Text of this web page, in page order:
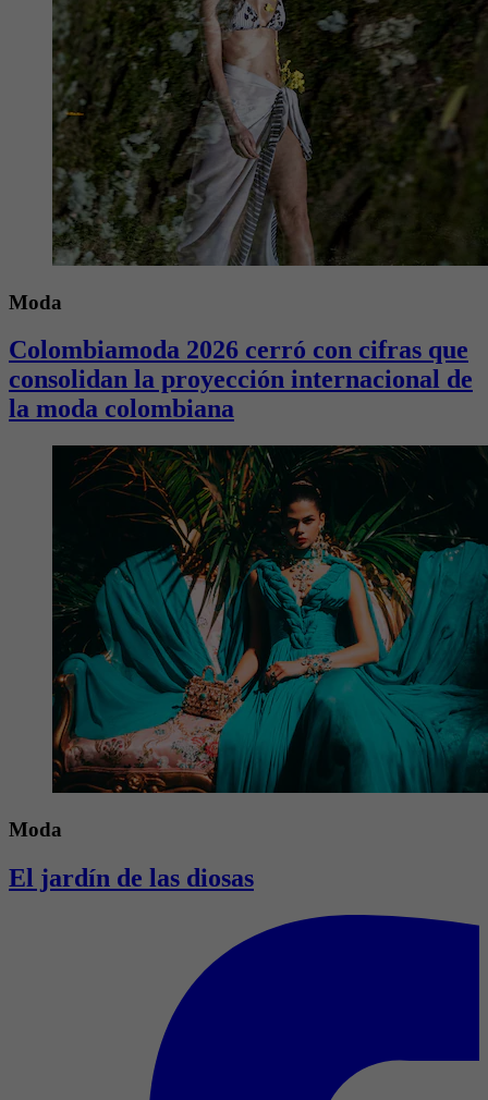
Moda
Colombiamoda 2026 cerró con cifras que
consolidan la proyección internacional de
la moda colombiana
Moda
El jardín de las diosas